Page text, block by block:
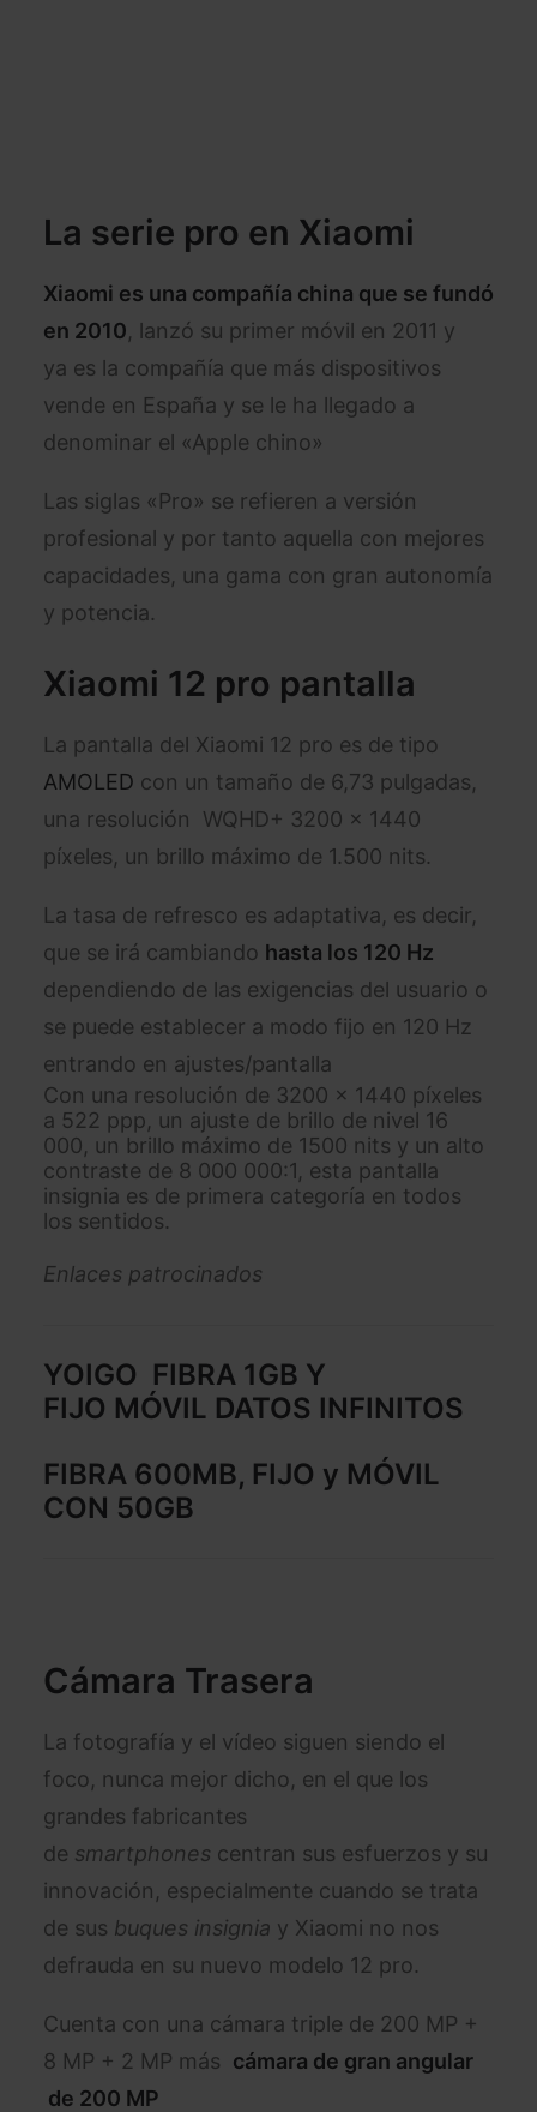
La serie pro en Xiaomi
Xiaomi es una compañía china que se fundó
en 2010, lanzó su primer móvil en 2011 y
ya es la compañía que más dispositivos
vende en España y se le ha llegado a
denominar el «Apple chino»
Las siglas «Pro» se refieren a versión
profesional y por tanto aquella con mejores
capacidades, una gama con gran autonomía
y potencia.
Xiaomi 12 pro pantalla
La pantalla del Xiaomi 12 pro es de tipo
AMOLED con un tamaño de 6,73 pulgadas,
una resolución WQHD+ 3200 x 1440
píxeles, un brillo máximo de 1.500 nits.
La tasa de refresco es adaptativa, es decir,
que se irá cambiando hasta los 120 Hz
dependiendo de las exigencias del usuario o
se puede establecer a modo fijo en 120 Hz
entrando en ajustes/pantalla
Con una resolución de 3200 x 1440 píxeles
a 522 ppp, un ajuste de brillo de nivel 16
000, un brillo máximo de 1500 nits y un alto
contraste de 8 000 000:1, esta pantalla
insignia es de primera categoría en todos
los sentidos.
Enlaces patrocinados
YOIGO FIBRA 1GB Y
FIJO MÓVIL DATOS INFINITOS
FIBRA 600MB, FIJO y MÓVIL
CON 50GB
Cámara Trasera
La fotografía y el vídeo siguen siendo el
foco, nunca mejor dicho, en el que los
grandes fabricantes
de smartphones centran sus esfuerzos y su
innovación, especialmente cuando se trata
de sus buques insignia y Xiaomi no nos
defrauda en su nuevo modelo 12 pro.
Cuenta con una cámara triple de 200 MP +
8 MP + 2 MP más cámara de gran angular
de 200 MP